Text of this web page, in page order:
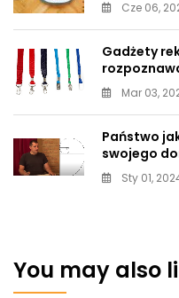
Cze 06,
Gadżety
Mar 03,
Państwo
swojego
Sty 01,
You may also